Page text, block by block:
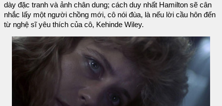
dày đặc tranh và ảnh chân dung; cách duy nhất Hamilton sẽ cân
nhắc lấy một người chồng mới, cô nói đùa, là nếu lời cầu hôn đến
từ nghệ sĩ yêu thích của cô, Kehinde Wiley.